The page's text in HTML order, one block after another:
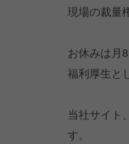
現場の裁量
お休みは月
福利厚生と
当社サイト
す。